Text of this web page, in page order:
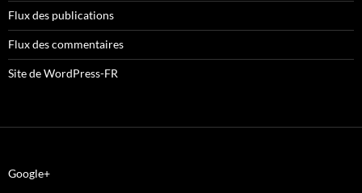
Flux des publications
Flux des commentaires
Site de WordPress-FR
Google+